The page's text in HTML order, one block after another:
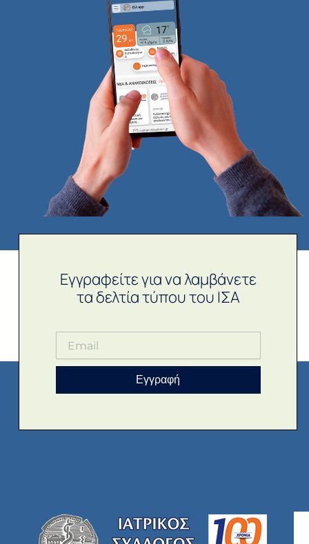
Εγγραφείτε για να λαμβάνετε
τα δελτία τύπου του ΙΣΑ
Εγγραφή